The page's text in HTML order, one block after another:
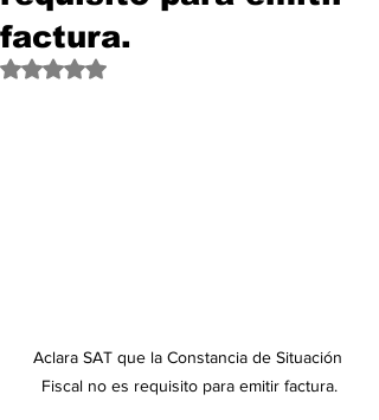
factura.
Obtuvo NaN de 5 estrellas.
Aclara SAT que la Constancia de Situación
Fiscal no es requisito para emitir factura.